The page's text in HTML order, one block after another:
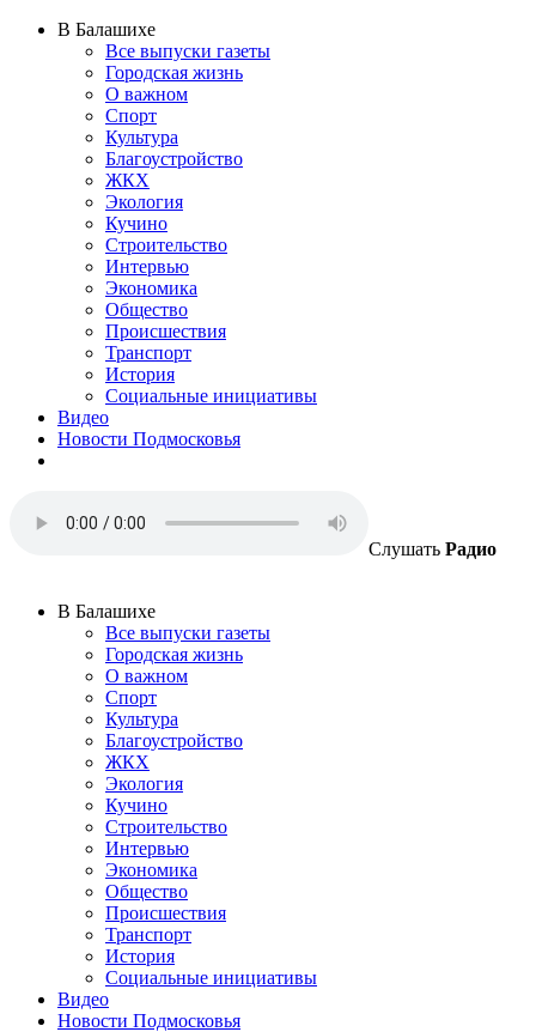
В Балашихе
Все выпуски газеты
Городская жизнь
О важном
Спорт
Культура
Благоустройство
ЖКХ
Экология
Кучино
Строительство
Интервью
Экономика
Общество
Происшествия
Транспорт
История
Социальные инициативы
Видео
Новости Подмосковья
Слушать Радио
В Балашихе
Все выпуски газеты
Городская жизнь
О важном
Спорт
Культура
Благоустройство
ЖКХ
Экология
Кучино
Строительство
Интервью
Экономика
Общество
Происшествия
Транспорт
История
Социальные инициативы
Видео
Новости Подмосковья